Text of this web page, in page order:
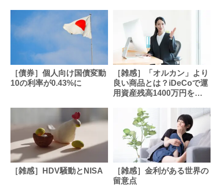
［債券］個人向け国債変動
10の利率が0.43%に
［雑感］「オルカン」より
良い商品とは？iDeCoで運
用資産残高1400万円を超
聞いてみた
［雑感］HDV騒動とNISA
［雑感］金利がある世界の
留意点